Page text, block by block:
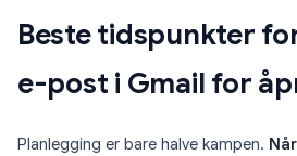
Beste tidspunkter
e-post i Gmail for
Planlegging er bare halve kampen. Når